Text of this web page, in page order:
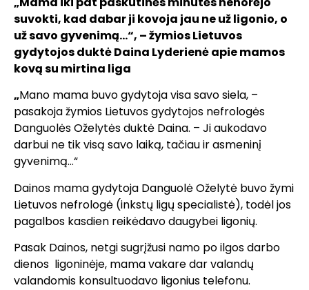
suvokti, kad dabar ji kovoja jau ne už ligonio, o
už savo gyvenimą…“, – žymios Lietuvos
gydytojos duktė Daina Lyderienė apie mamos
kovą su mirtina liga
„Mano mama buvo gydytoja visa savo siela, –
pasakoja žymios Lietuvos gydytojos nefrologės
Danguolės Oželytės duktė Daina. – Ji aukodavo
darbui ne tik visą savo laiką, tačiau ir asmeninį
gyvenimą…“
Dainos mama gydytoja Danguolė Oželytė buvo žymi
Lietuvos nefrologė (inkstų ligų specialistė), todėl jos
pagalbos kasdien reikėdavo daugybei ligonių.
Pasak Dainos, netgi sugrįžusi namo po ilgos darbo
dienos ligoninėje, mama vakare dar valandų
valandomis konsultuodavo ligonius telefonu.